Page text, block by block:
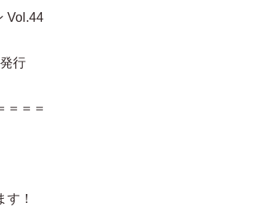
Vol.44
＝＝＝
！